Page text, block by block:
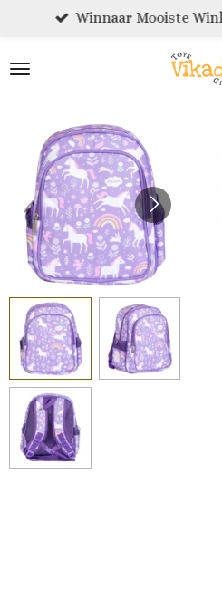
naar
Winnaar Mooiste